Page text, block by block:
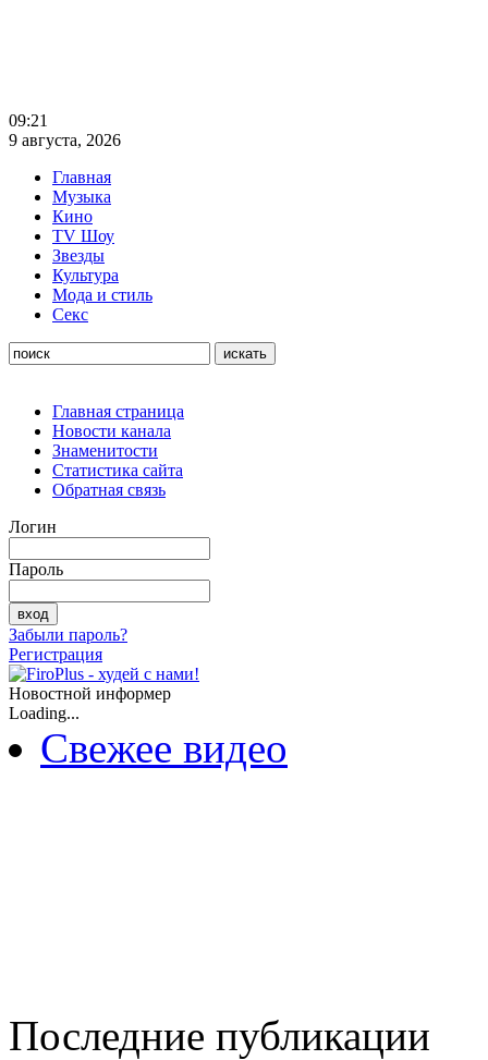
09:21
9 августа, 2026
Главная
Музыка
Кино
TV Шоу
Звезды
Культура
Мода и стиль
Секс
Главная страница
Новости канала
Знаменитости
Статистика сайта
Обратная связь
Логин
Пароль
Забыли пароль?
Регистрация
Новостной информер
Loading...
Свежее видео
Последние публикации